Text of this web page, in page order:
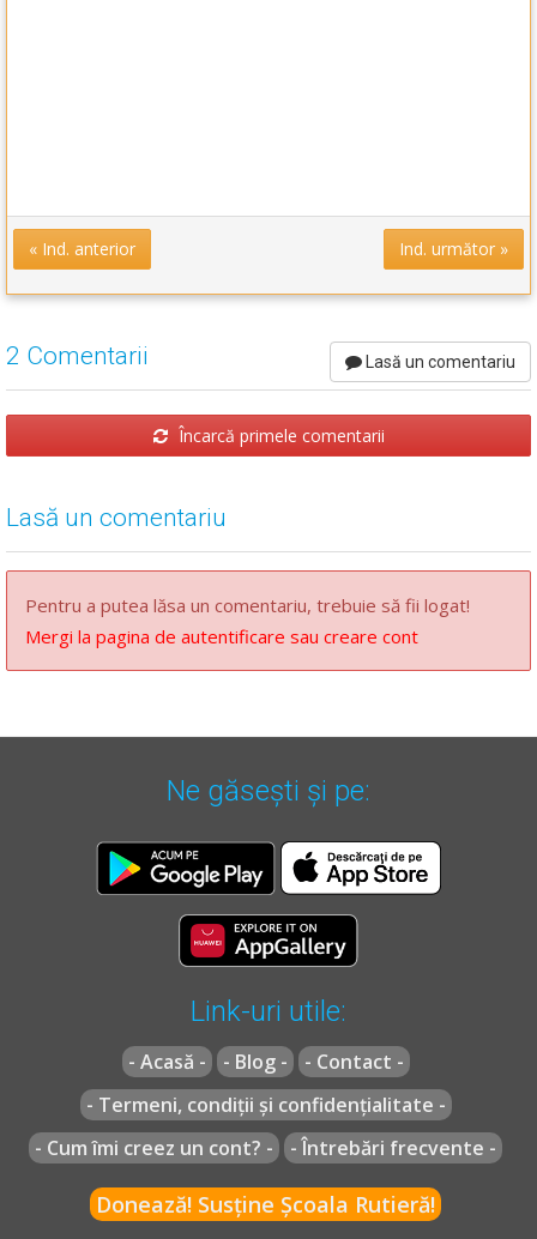
« Ind. anterior Ind. următor »
2 Comentarii Lasă un comentariu
Încarcă primele comentarii
Lasă un comentariu
Pentru a putea lăsa un comentariu, trebuie să fii logat!
Mergi la pagina de autentificare sau creare cont
Ne găsești și pe:
Link-uri utile:
- Acasă - - Blog -
- Contact -
- Termeni, condiții și confidențialitate -
- Cum îmi creez un cont? -
- Întrebări frecvente -
Donează! Susține Școala Rutieră!